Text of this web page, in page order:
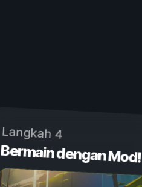
Langkah 4
Bermain dengan Mod!